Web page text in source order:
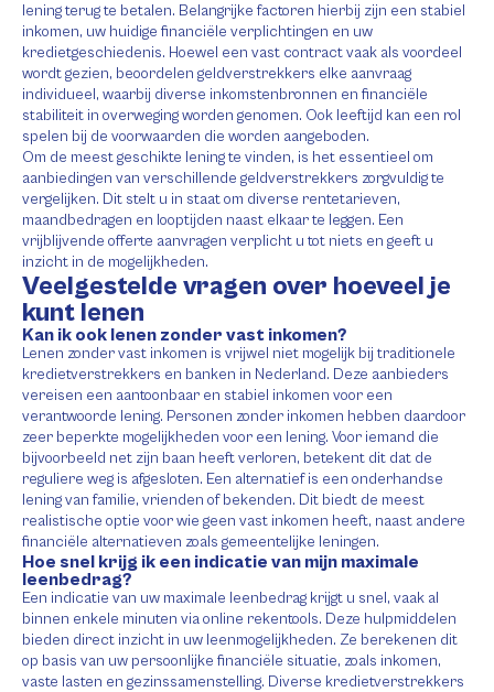
lening terug te betalen. Belangrijke factoren hierbij zijn een stabiel
inkomen, uw huidige financiële verplichtingen en uw
kredietgeschiedenis. Hoewel een vast contract vaak als voordeel
wordt gezien, beoordelen geldverstrekkers elke aanvraag
individueel, waarbij diverse inkomstenbronnen en financiële
stabiliteit in overweging worden genomen. Ook leeftijd kan een rol
spelen bij de voorwaarden die worden aangeboden.
Om de meest geschikte lening te vinden, is het essentieel om
aanbiedingen van verschillende geldverstrekkers zorgvuldig te
vergelijken. Dit stelt u in staat om diverse rentetarieven,
maandbedragen en looptijden naast elkaar te leggen. Een
vrijblijvende offerte aanvragen verplicht u tot niets en geeft u
inzicht in de mogelijkheden.
Veelgestelde vragen over hoeveel je
kunt lenen
Kan ik ook lenen zonder vast inkomen?
Lenen zonder vast inkomen is vrijwel niet mogelijk bij traditionele
kredietverstrekkers en banken in Nederland. Deze aanbieders
vereisen een aantoonbaar en stabiel inkomen voor een
verantwoorde lening. Personen zonder inkomen hebben daardoor
zeer beperkte mogelijkheden voor een lening. Voor iemand die
bijvoorbeeld net zijn baan heeft verloren, betekent dit dat de
reguliere weg is afgesloten. Een alternatief is een onderhandse
lening van familie, vrienden of bekenden. Dit biedt de meest
realistische optie voor wie geen vast inkomen heeft, naast andere
financiële alternatieven zoals gemeentelijke leningen.
Hoe snel krijg ik een indicatie van mijn maximale
leenbedrag?
Een indicatie van uw maximale leenbedrag krijgt u snel, vaak al
binnen enkele minuten via online rekentools. Deze hulpmiddelen
bieden direct inzicht in uw leenmogelijkheden. Ze berekenen dit
op basis van uw persoonlijke financiële situatie, zoals inkomen,
vaste lasten en gezinssamenstelling. Diverse kredietverstrekkers